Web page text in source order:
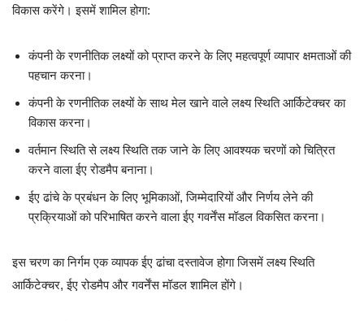
विकास करेंगे। इसमें शामिल होगा:
कंपनी के रणनीतिक लक्ष्यों को प्राप्त करने के लिए महत्वपूर्ण व्यापार क्षमताओं की
पहचान करना।
कंपनी के रणनीतिक लक्ष्यों के साथ मेल खाने वाले लक्ष्य स्थिति आर्किटेक्चर का
विकास करना।
वर्तमान स्थिति से लक्ष्य स्थिति तक जाने के लिए आवश्यक चरणों को चित्रित
करने वाला ईए रोडमैप बनाना।
ईए ढांचे के प्रबंधन के लिए भूमिकाओं, जिम्मेदारियों और निर्णय लेने की
प्रक्रियाओं को परिभाषित करने वाला ईए गवर्नेंस मॉडल विकसित करना।
इस चरण का निर्गम एक व्यापक ईए ढांचा दस्तावेज होगा जिसमें लक्ष्य स्थिति
आर्किटेक्चर, ईए रोडमैप और गवर्नेंस मॉडल शामिल होंगे।